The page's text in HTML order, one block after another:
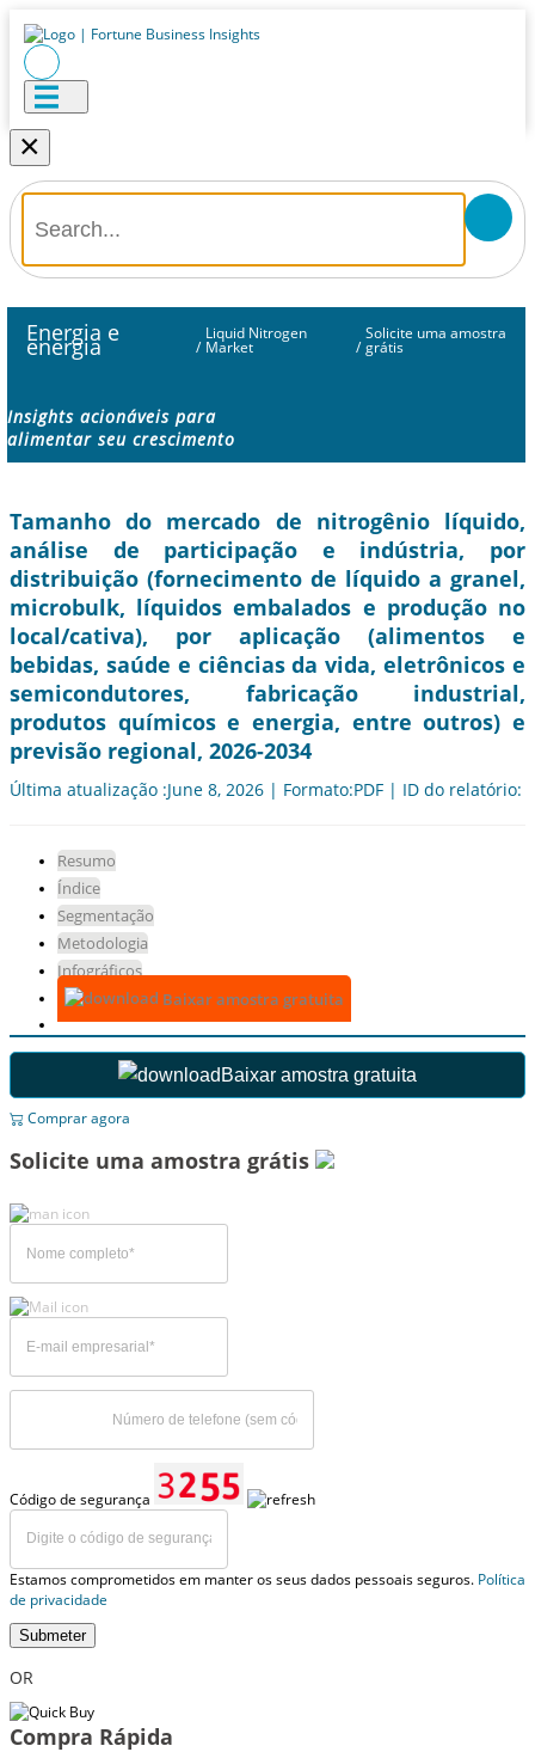
×
Energia e
energia /
Liquid Nitrogen
Market /
Solicite uma amostra
grátis
Insights acionáveis ​​para
alimentar seu crescimento
Tamanho do mercado de nitrogênio líquido,
análise de participação e indústria, por
distribuição (fornecimento de líquido a granel,
microbulk, líquidos embalados e produção no
local/cativa), por aplicação (alimentos e
bebidas, saúde e ciências da vida, eletrônicos e
semicondutores, fabricação industrial,
produtos químicos e energia, entre outros) e
previsão regional, 2026-2034
Última atualização :June 8, 2026 | Formato:PDF | ID do relatório:
Resumo
Índice
Segmentação
Metodologia
Infográficos
Baixar amostra gratuita
Baixar amostra gratuita
Comprar agora
Solicite uma amostra grátis
Código de segurança
Estamos comprometidos em manter os seus dados pessoais seguros. Política
de privacidade
Submeter
OR
Compra Rápida